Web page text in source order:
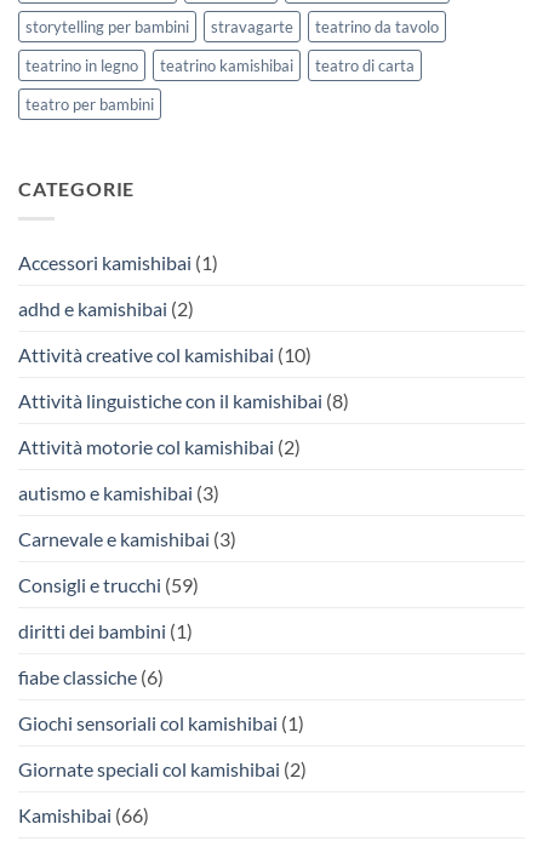
storytelling per bambini
stravagarte
teatrino da tavolo
teatrino in legno
teatrino kamishibai
teatro di carta
teatro per bambini
CATEGORIE
Accessori kamishibai (1)
adhd e kamishibai (2)
Attività creative col kamishibai (10)
Attività linguistiche con il kamishibai (8)
Attività motorie col kamishibai (2)
autismo e kamishibai (3)
Carnevale e kamishibai (3)
Consigli e trucchi (59)
diritti dei bambini (1)
fiabe classiche (6)
Giochi sensoriali col kamishibai (1)
Giornate speciali col kamishibai (2)
Kamishibai (66)